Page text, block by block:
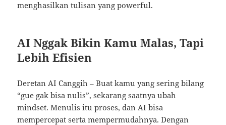
menghasilkan tulisan yang powerful.
AI Nggak Bikin Kamu Malas, Tapi
Lebih Efisien
Deretan AI Canggih – Buat kamu yang sering bilang
“gue gak bisa nulis”, sekarang saatnya ubah
mindset. Menulis itu proses, dan AI bisa
mempercepat serta mempermudahnya. Dengan